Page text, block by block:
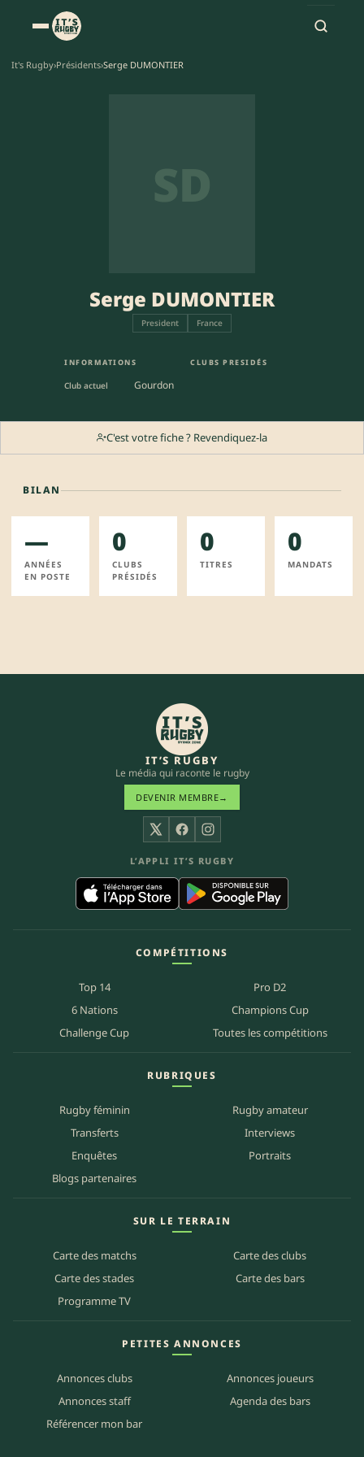
It's Rugby›Présidents›Serge DUMONTIER
SD
Serge DUMONTIER
President France
INFORMATIONS
Club actuel Gourdon
CLUBS PRESIDÉS
C'est votre fiche ? Revendiquez-la
BILAN
—
ANNÉES
EN POSTE
0
CLUBS
PRÉSIDÉS
0
TITRES
0
MANDATS
IT’S RUGBY
Le média qui raconte le rugby
DEVENIR MEMBRE→
X FacebookInstagram
L’APPLI IT’S RUGBY
COMPÉTITIONS
Top 14
Pro D2
6 Nations
Champions Cup
Challenge Cup
Toutes les compétitions
RUBRIQUES
Rugby féminin
Rugby amateur
Transferts
Interviews
Enquêtes
Portraits
Blogs partenaires
SUR LE TERRAIN
Carte des matchs
Carte des clubs
Carte des stades
Carte des bars
Programme TV
PETITES ANNONCES
Annonces clubs
Annonces joueurs
Annonces staff
Agenda des bars
Référencer mon bar